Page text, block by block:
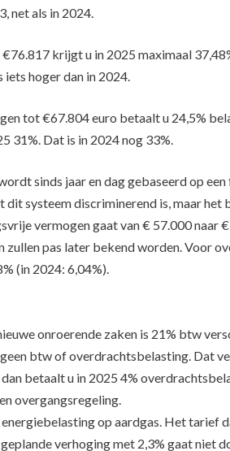
net als in 2024.
€76.817 krijgt u in 2025 maximaal
iets hoger dan in 2024.
tot €67.804 euro betaalt u 24,5%
31%. Dat is in 2024 nog 33%.
sinds jaar en dag gebaseerd op
dit systeem discriminerend is, maar
vermogen gaat van € 57.000 naar
zullen pas later bekend worden. Voor
(in 2024: 6,04%).
onroerende zaken is 21% btw
btw of overdrachtsbelasting. Dat
betaalt u in 2025 4%
overgangsregeling.
op aardgas. Het tarief
verhoging met 2,3% gaat niet